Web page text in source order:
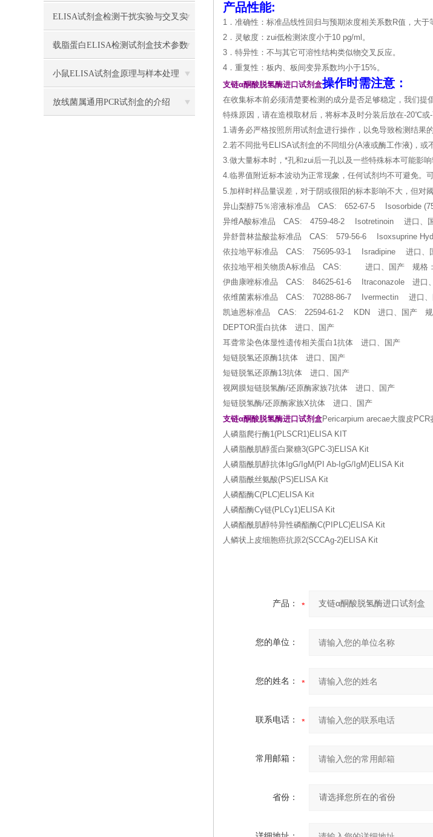
骤
ELISA试剂盒检测干扰实验与交叉实
验应用
载脂蛋白ELISA检测试剂盒技术参数
小鼠ELISA试剂盒原理与样本处理
放线菌属通用PCR试剂盒的介绍
产品性能:
1．准确性：标准品线性回归与预期浓度相关系数R值，大于
2．灵敏度：zui低检测浓度小于10 pg/ml。
3．特异性：不与其它可溶性结构类似物交叉反应。
4．重复性：板内、板间变异系数均小于15%。
支链α酮酸脱氢酶进口试剂盒操作时需注意：
在收集标本前必须清楚要检测的成分是否足够稳定，我们
特殊原因，请在造模取材后，将标本及时分装后放在-20℃
1.请务必严格按照所用试剂盒进行操作，以免导致检测结果
2.若不同批号ELISA试剂盒的不同组分(A液或酶工作液)，或
3.做大量标本时，*孔和zui后一孔以及一些特殊标本可能影响
4.临界值附近标本波动为正常现象，任何试剂均不可避免。
5.加样时样品量误差，对于阴或很阳的标本影响不大，但对
异山梨醇75％溶液标准品 CAS: 652-67-5 Isosorbide
异维A酸标准品 CAS: 4759-48-2 Isotretinoin 进口、
异舒普林盐酸盐标准品 CAS: 579-56-6 Isoxsuprine
依拉地平标准品 CAS: 75695-93-1 Isradipine 进口
依拉地平相关物质A标准品 CAS: 进口、国产 规格
伊曲康唑标准品 CAS: 84625-61-6 Itraconazole 进口
依维菌素标准品 CAS: 70288-86-7 Ivermectin 进口
凯迪恩标准品 CAS: 22594-61-2 KDN 进口、国产
DEPTOR蛋白抗体 进口、国产
耳聋常染色体显性遗传相关蛋白1抗体 进口、国产
短链脱氢还原酶1抗体 进口、国产
短链脱氢还原酶13抗体 进口、国产
视网膜短链脱氢酶/还原酶家族7抗体 进口、国产
短链脱氢酶/还原酶家族X抗体 进口、国产
支链α酮酸脱氢酶进口试剂盒Pericarpium arecae大腹皮
人磷脂爬行酶1(PLSCR1)ELISA KIT
人磷脂酰肌醇蛋白聚糖3(GPC-3)ELISA Kit
人磷脂酰肌醇抗体IgG/IgM(PI Ab-IgG/IgM)ELISA Kit
人磷脂酰丝氨酸(PS)ELISA Kit
人磷酯酶C(PLC)ELISA Kit
人磷酯酶Cγ链(PLCγ1)ELISA Kit
人磷酯酰肌醇特异性磷酯酶C(PIPLC)ELISA Kit
人鳞状上皮细胞癌抗原2(SCCAg-2)ELISA Kit
产品：
您的单位：
您的姓名：
联系电话：
常用邮箱：
省份：